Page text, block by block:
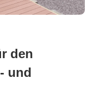
den
und